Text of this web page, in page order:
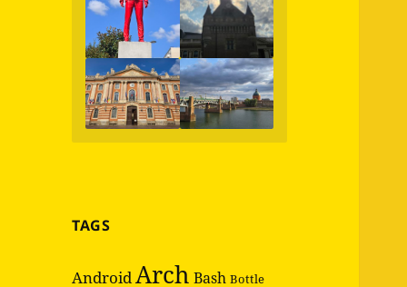
TAGS
AndroidArch Bash Bottle